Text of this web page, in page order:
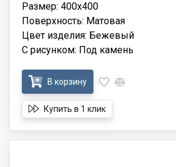
Размер: 400x400
Поверхность: Матовая
Цвет изделия: Бежевый
С рисунком: Под камень
В корзину
Купить в 1 клик